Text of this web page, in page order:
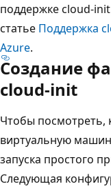
поддержке cloud-
статье Поддержка
Azure.
Создание
cloud-init
Чтобы посмотреть,
виртуальную
запуска простого
Следующая